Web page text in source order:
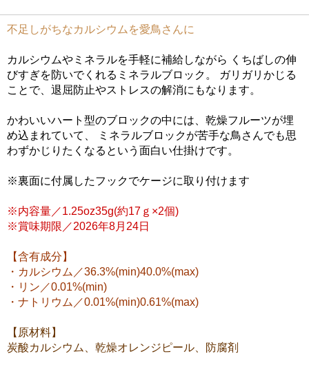
不足しがちなカルシウムを愛鳥さんに
カルシウムやミネラルを手軽に補給しながら くちばしの伸
びすぎを防いでくれるミネラルブロック。 ガリガリかじる
ことで、退屈防止やストレスの解消にもなります。
かわいいハート型のブロックの中には、乾燥フルーツが埋
め込まれていて、 ミネラルブロックが苦手な鳥さんでも思
わずかじりたくなるという面白い仕掛けです。
※裏面に付属したフックでケージに取り付けます
※内容量／1.25oz35g(約17ｇ×2個)
※賞味期限／2026年8月24日
【含有成分】
・カルシウム／36.3%(min)40.0%(max)
・リン／0.01%(min)
・ナトリウム／0.01%(min)0.61%(max)
【原材料】
炭酸カルシウム、乾燥オレンジピール、防腐剤